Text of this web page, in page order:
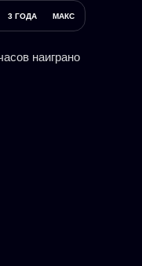
3 ГОДА МАКС
наиграно